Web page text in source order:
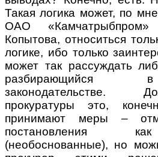
Такая логика может, по
ОАО «Камчатрыбпром»
Копытова, относиться
логике, ибо только
может так рассуждать
разбирающийся
законодательстве.
прокуратуры это,
принимают меры –
постановления
(необоснованные), но